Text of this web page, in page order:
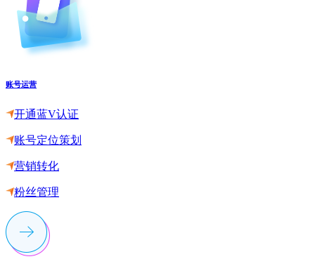
账号运营
开通蓝V认证
账号定位策划
营销转化
粉丝管理